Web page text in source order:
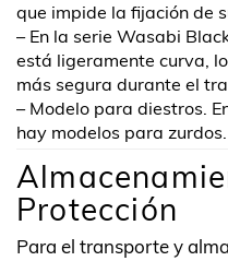
que impide la fijación de
– En la serie Wasabi
está ligeramente curva,
más segura durante el
– Modelo para diestros.
hay modelos para zurdos.
Protección
Para el transporte y